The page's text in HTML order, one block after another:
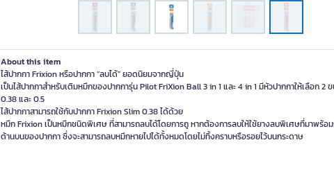
About this item
ไส้ปากกา Frixion หรือปากกา “ลบได้” ยอดนิยมจากญี่ปุ่น
เป็นไส้ปากกาสำหรับเติมหมึกของปากการุ่น Pilot FriXion Ball 3 in 1 และ 4 in 1 มีหัวปากกาให้เลือก 2
0.38 และ 0.5
ไส้ปากกาสามารถใช้กับปากกา Frixion Slim 0.38 ได้ด้วย
หมึก Frixion เป็นหมึกชนิดพิเศษ ที่สามารถลบได้โดยการถู หากต้องการลบให้ใช้ยางลบพิเศษที่มาพร้อ
ด้านบนของปากกา ซึ่งจะสามารถลบหมึกหายไปได้ทั้งหมดโดยไม่ทิ้งคราบหรือรอยไว้บนกระดาษ